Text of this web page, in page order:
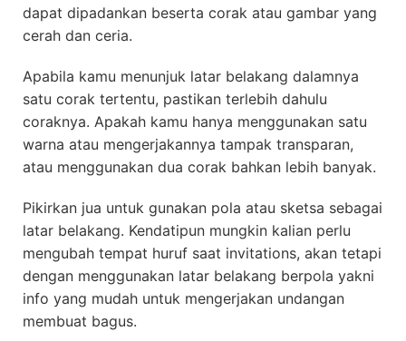
dapat dipadankan beserta corak atau gambar yang
cerah dan ceria.
Apabila kamu menunjuk latar belakang dalamnya
satu corak tertentu, pastikan terlebih dahulu
coraknya. Apakah kamu hanya menggunakan satu
warna atau mengerjakannya tampak transparan,
atau menggunakan dua corak bahkan lebih banyak.
Pikirkan jua untuk gunakan pola atau sketsa sebagai
latar belakang. Kendatipun mungkin kalian perlu
mengubah tempat huruf saat invitations, akan tetapi
dengan menggunakan latar belakang berpola yakni
info yang mudah untuk mengerjakan undangan
membuat bagus.